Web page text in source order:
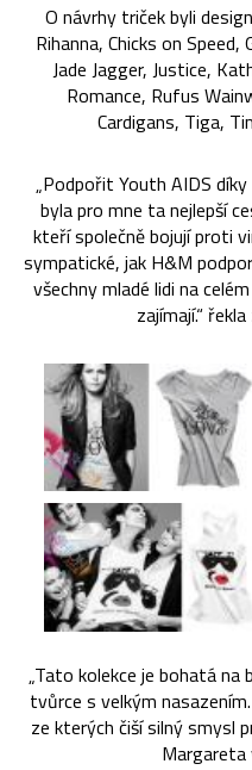
O návrhy triček byli
Rihanna, Chicks on
Jade Jagger, Justice,
Romance, Rufus
Cardigans, Tiga,
„Podpořit Youth AIDS
byla pro mne ta nejlepší
kteří společně bojují proti
sympatické, jak H&M
všechny mladé lidi na
zajímají.“
„Tato kolekce je bohatá na
tvůrce s velkým
ze kterých čiší silný smysl
Margareta